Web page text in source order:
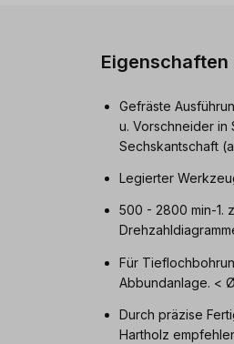
Eigenschaften
Gefräste
u. Vorschneider in
Sechskantschaft
Legierter
500 - 2800 min-1.
Für
Abbundanlage. <
Durch präzise
Hartholz